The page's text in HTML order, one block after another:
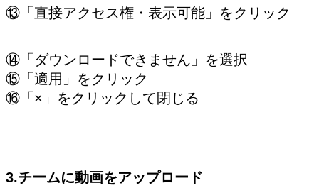
⑬「直接アクセス権・表示可能」をクリック
⑭「ダウンロードできません」を選択
⑮「適用」をクリック
⑯「×」をクリックして閉じる
3.チームに動画をアップロード